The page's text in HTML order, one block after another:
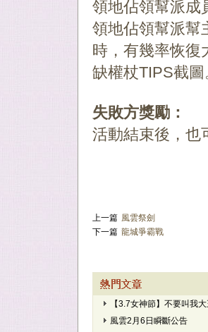
領地佔領幫派成
領地佔領幫派幫
時，有幾率恢復
缺權杖TIPS截圖
失敗方獎勵：
活動結束後，也
上一篇 風雲祭劍
下一篇 龍城爭霸戰
【3.7女神節】不要叫我
風雲2月6日瞬斷公告